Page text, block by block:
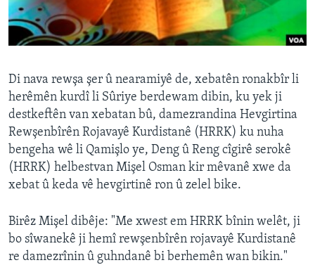
ÇAND Û HUNER
SERNIVÎS
Learning English
FOLLOW US
Di nava rewşa şer û nearamiyê de, xebatên ronakbîr li
herêmên kurdî li Sûriye berdewam dibin, ku yek ji
destkeftên van xebatan bû, damezrandina Hevgirtina
Rewşenbîrên Rojavayê Kurdistanê (HRRK) ku nuha
bengeha wê li Qamişlo ye, Deng û Reng cîgirê serokê
(HRRK) helbestvan Mişel Osman kir mêvanê xwe da
xebat û keda vê hevgirtinê ron û zelel bike.
Birêz Mişel dibêje: "Me xwest em HRRK bînin welêt, ji
bo sîwanekê ji hemî rewşenbîrên rojavayê Kurdistanê
re damezrînin û guhndanê bi berhemên wan bikin."